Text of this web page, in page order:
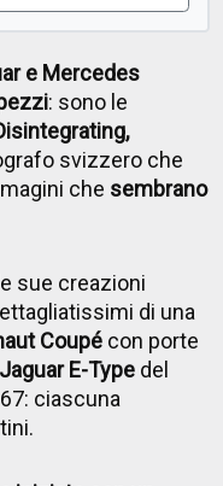
e Mercedes
: sono le
svizzero che
che sembrano
sue creazioni
di una
Coupé con porte
Jaguar E-Type del
ciascuna